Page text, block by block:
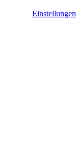
Einstellungen